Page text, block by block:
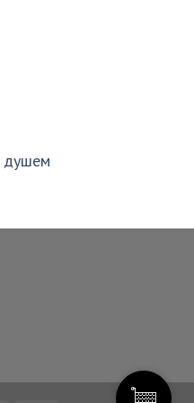
душем